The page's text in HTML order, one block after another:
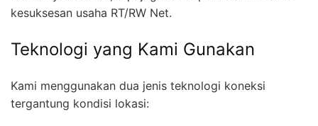
kesuksesan usaha RT/RW Net.
Teknologi yang Kami Gunakan
Kami menggunakan dua jenis teknologi koneksi
tergantung kondisi lokasi: